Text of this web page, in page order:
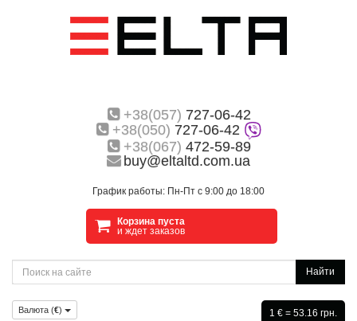
+38(057) 727-06-42
+38(050) 727-06-42
+38(067) 472-59-89
buy@eltaltd.com.ua
График работы: Пн-Пт с 9:00 до 18:00
Корзина пуста
и ждет заказов
Найти
Валюта (€) 1 € = 53.16 грн.